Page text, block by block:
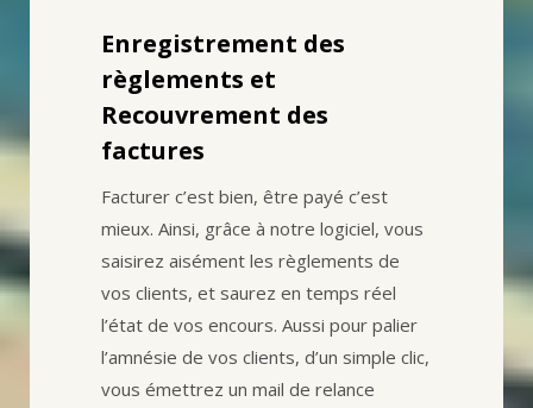
Enregistrement des
règlements et
Recouvrement des
factures
Facturer c’est bien, être payé c’est
mieux. Ainsi, grâce à notre logiciel, vous
saisirez aisément les règlements de
vos clients, et saurez en temps réel
l’état de vos encours. Aussi pour palier
l’amnésie de vos clients, d’un simple clic,
vous émettrez un mail de relance